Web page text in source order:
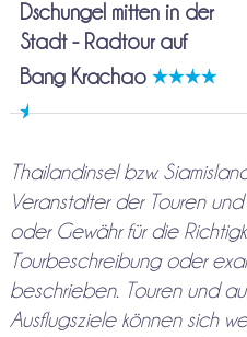
Dschungel mitten in der
Stadt - Radtour auf
Bang Krachao
Thailandinsel bzw.
Veranstalter der Touren
oder Gewähr für die
Tourbeschreibung oder
beschrieben. Touren und
Ausflugsziele können sich